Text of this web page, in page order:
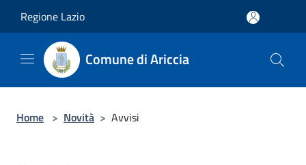
Regione Lazio
Comune di Ariccia
Home > Novità > Avvisi